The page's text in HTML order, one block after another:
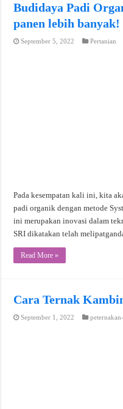
Budidaya Padi
panen lebih banyak!
September 5, 2022 Pertanian
Pada kesempatan kali ini, kita
padi organik dengan metode
ini merupakan inovasi dalam
SRI dikatakan telah
Read More »
Cara Ternak
September 1, 2022